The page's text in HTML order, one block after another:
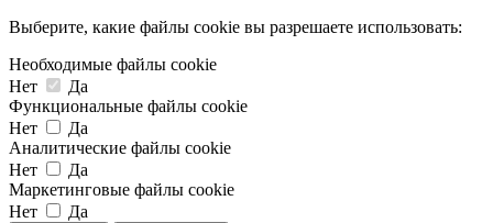
Выберите, какие файлы cookie вы разрешаете использовать:
Необходимые файлы cookie
Нет
Да
Функциональные файлы cookie
Нет
Да
Аналитические файлы cookie
Нет
Да
Маркетинговые файлы cookie
Нет
Да